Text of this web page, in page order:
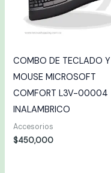
COMBO DE TECLADO Y
MOUSE MICROSOFT
COMFORT L3V-00004
INALAMBRICO
Accesorios
$450,000